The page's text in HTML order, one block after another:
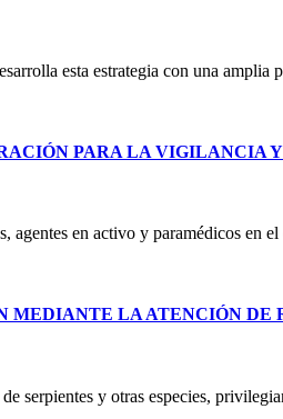
esta estrategia con una
PARA LA VIGILANCIA
agentes en activo y paramédicos
LA ATENCIÓN DE
serpientes y otras especies,